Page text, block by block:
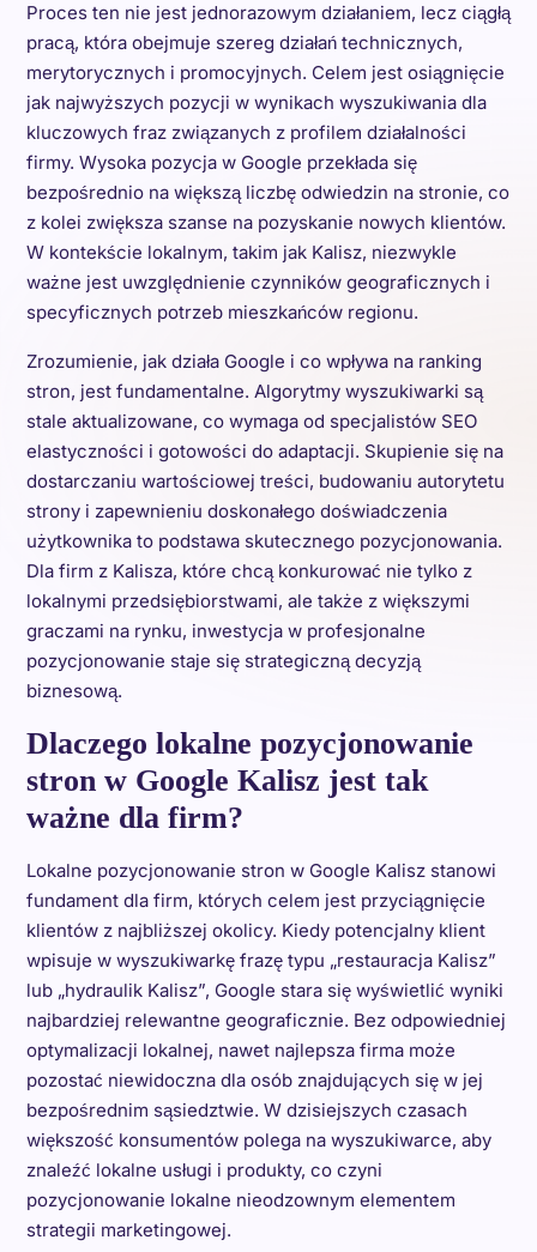
Proces ten nie jest jednorazowym działaniem, lecz ciągłą
pracą, która obejmuje szereg działań technicznych,
merytorycznych i promocyjnych. Celem jest osiągnięcie
jak najwyższych pozycji w wynikach wyszukiwania dla
kluczowych fraz związanych z profilem działalności
firmy. Wysoka pozycja w Google przekłada się
bezpośrednio na większą liczbę odwiedzin na stronie, co
z kolei zwiększa szanse na pozyskanie nowych klientów.
W kontekście lokalnym, takim jak Kalisz, niezwykle
ważne jest uwzględnienie czynników geograficznych i
specyficznych potrzeb mieszkańców regionu.
Zrozumienie, jak działa Google i co wpływa na ranking
stron, jest fundamentalne. Algorytmy wyszukiwarki są
stale aktualizowane, co wymaga od specjalistów SEO
elastyczności i gotowości do adaptacji. Skupienie się na
dostarczaniu wartościowej treści, budowaniu autorytetu
strony i zapewnieniu doskonałego doświadczenia
użytkownika to podstawa skutecznego pozycjonowania.
Dla firm z Kalisza, które chcą konkurować nie tylko z
lokalnymi przedsiębiorstwami, ale także z większymi
graczami na rynku, inwestycja w profesjonalne
pozycjonowanie staje się strategiczną decyzją
biznesową.
Dlaczego lokalne pozycjonowanie
stron w Google Kalisz jest tak
ważne dla firm?
Lokalne pozycjonowanie stron w Google Kalisz stanowi
fundament dla firm, których celem jest przyciągnięcie
klientów z najbliższej okolicy. Kiedy potencjalny klient
wpisuje w wyszukiwarkę frazę typu „restauracja Kalisz”
lub „hydraulik Kalisz”, Google stara się wyświetlić wyniki
najbardziej relewantne geograficznie. Bez odpowiedniej
optymalizacji lokalnej, nawet najlepsza firma może
pozostać niewidoczna dla osób znajdujących się w jej
bezpośrednim sąsiedztwie. W dzisiejszych czasach
większość konsumentów polega na wyszukiwarce, aby
znaleźć lokalne usługi i produkty, co czyni
pozycjonowanie lokalne nieodzownym elementem
strategii marketingowej.